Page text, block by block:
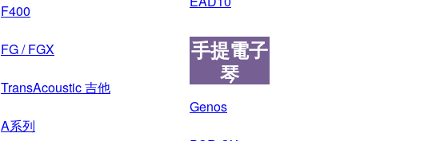
F400
FG / FGX
TransAcoustic 吉他
A系列
手提電子
琴
Genos